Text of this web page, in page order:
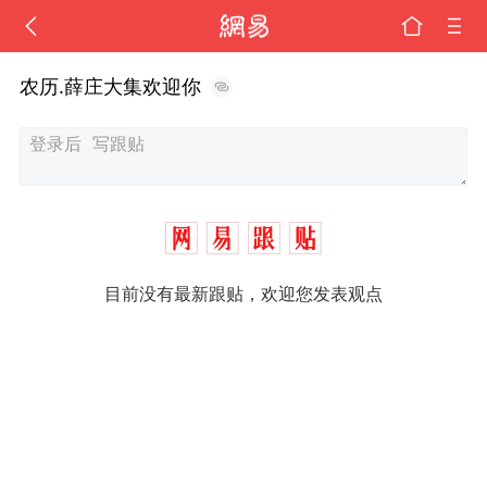
农历.薛庄大集欢迎你
目前没有最新跟贴，欢迎您发表观点